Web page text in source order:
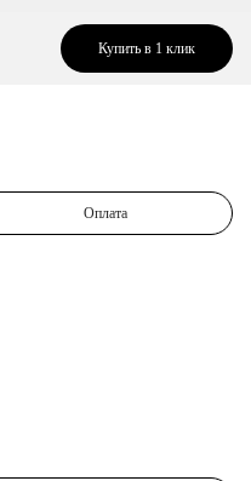
Купить в 1 клик
Оплата